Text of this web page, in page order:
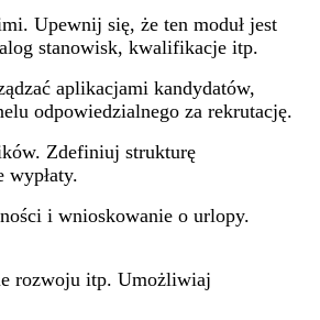
Upewnij się, że ten moduł jest
stanowisk, kwalifikacje itp.
aplikacjami kandydatów,
odpowiedzialnego za rekrutację.
Zdefiniuj strukturę
wypłaty.
i wnioskowanie o urlopy.
rozwoju itp. Umożliwiaj